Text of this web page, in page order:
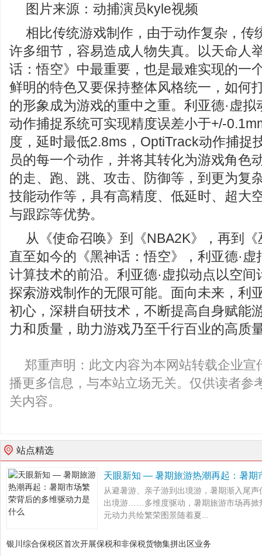
图片来源：动捕演员kyle视频
相比传统游戏制作，由于动作复杂，传
许多细节，容易造成人物失真。以天命人
话：悟空》中最重要，也是最难实现的一
鲜明的特色又要保持整体风格统一，如何
的形象成为游戏的重中之重。利亚德·虚
动作捕捉系统可实现精度误差小于+/-
度，延时最低2.8ms，OptiTrack动作捕捉
员的每一个动作，并将其转化为游戏角色
的走、跑、跳、攻击、防御等，到更为复
技能动作等，具有高精度、低延时、超大
与跟踪等优势。
从《使命召唤》到《NBA2K》，再到
直至如今的《黑神话：悟空》，利亚德·
计算技术的前沿。利亚德·虚拟动点以空
探索游戏制作的无限可能。面向未来，利
初心，深耕自研技术，不断提高自身赋能
力和质量，助力游戏乃至千行百业的高质
郑重声明：此文内容为本网站转载企业宣
播更多信息，与本站立场无关。仅供读者参
关内容。
站点精选
天眼新知 — 暑期旅游热潮再起：暑期
从避暑游、亲子游到出境游，暑期渐入尾
出境游……多维度驱动，暑期旅游市场再掀
元动力共绘繁荣图景随着夏...
银川综合保税区首次开展保税和非保税货物集拼出区业务